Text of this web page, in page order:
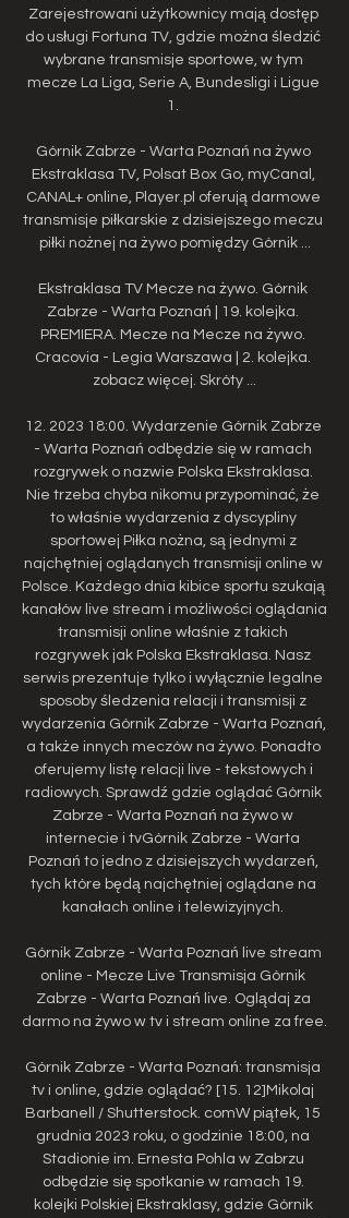
Zarejestrowani użytkownicy mają dostęp
do usługi Fortuna TV, gdzie można śledzić
wybrane transmisje sportowe, w tym
mecze La Liga, Serie A, Bundesligi i Ligue
1.
Górnik Zabrze - Warta Poznań na żywo
Ekstraklasa TV, Polsat Box Go, myCanal,
CANAL+ online, Player.pl oferują darmowe
transmisje piłkarskie z dzisiejszego meczu
piłki nożnej na żywo pomiędzy Górnik ...
Ekstraklasa TV Mecze na żywo. Górnik
Zabrze - Warta Poznań | 19. kolejka.
PREMIERA. Mecze na Mecze na żywo.
Cracovia - Legia Warszawa | 2. kolejka.
zobacz więcej. Skróty ...
12. 2023 18:00. Wydarzenie Górnik Zabrze
- Warta Poznań odbędzie się w ramach
rozgrywek o nazwie Polska Ekstraklasa.
Nie trzeba chyba nikomu przypominać, że
to właśnie wydarzenia z dyscypliny
sportowej Piłka nożna, są jednymi z
najchętniej oglądanych transmisji online w
Polsce. Każdego dnia kibice sportu szukają
kanałów live stream i możliwości oglądania
transmisji online właśnie z takich
rozgrywek jak Polska Ekstraklasa. Nasz
serwis prezentuje tylko i wyłącznie legalne
sposoby śledzenia relacji i transmisji z
wydarzenia Górnik Zabrze - Warta Poznań,
a także innych meczów na żywo. Ponadto
oferujemy listę relacji live - tekstowych i
radiowych. Sprawdź gdzie oglądać Górnik
Zabrze - Warta Poznań na żywo w
internecie i tvGórnik Zabrze - Warta
Poznań to jedno z dzisiejszych wydarzeń,
tych które będą najchętniej oglądane na
kanałach online i telewizyjnych.
Górnik Zabrze - Warta Poznań live stream
online - Mecze Live Transmisja Górnik
Zabrze - Warta Poznań live. Oglądaj za
darmo na żywo w tv i stream online za free.
Górnik Zabrze - Warta Poznań: transmisja
tv i online, gdzie oglądać? [15. 12]Mikolaj
Barbanell / Shutterstock. comW piątek, 15
grudnia 2023 roku, o godzinie 18:00, na
Stadionie im. Ernesta Pohla w Zabrzu
odbędzie się spotkanie w ramach 19.
kolejki Polskiej Ekstraklasy, gdzie Górnik